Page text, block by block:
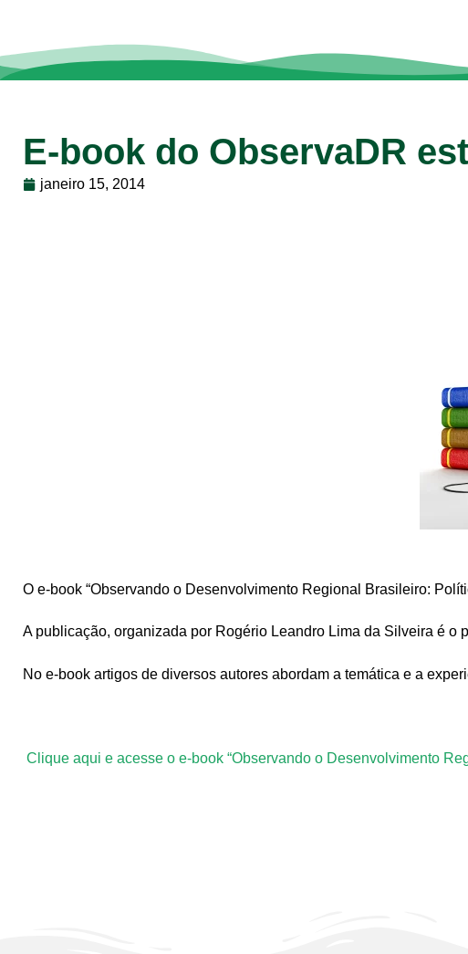
E-book do ObservaDR
janeiro 15, 2014
O e-book “Observando o Desenvolvimento Regional Brasileiro:
A publicação, organizada por Rogério Leandro Lima da Silveira é
No e-book artigos de diversos autores abordam a temática e a
Clique aqui e acesse o e-book “Observando o Desenvolvimento